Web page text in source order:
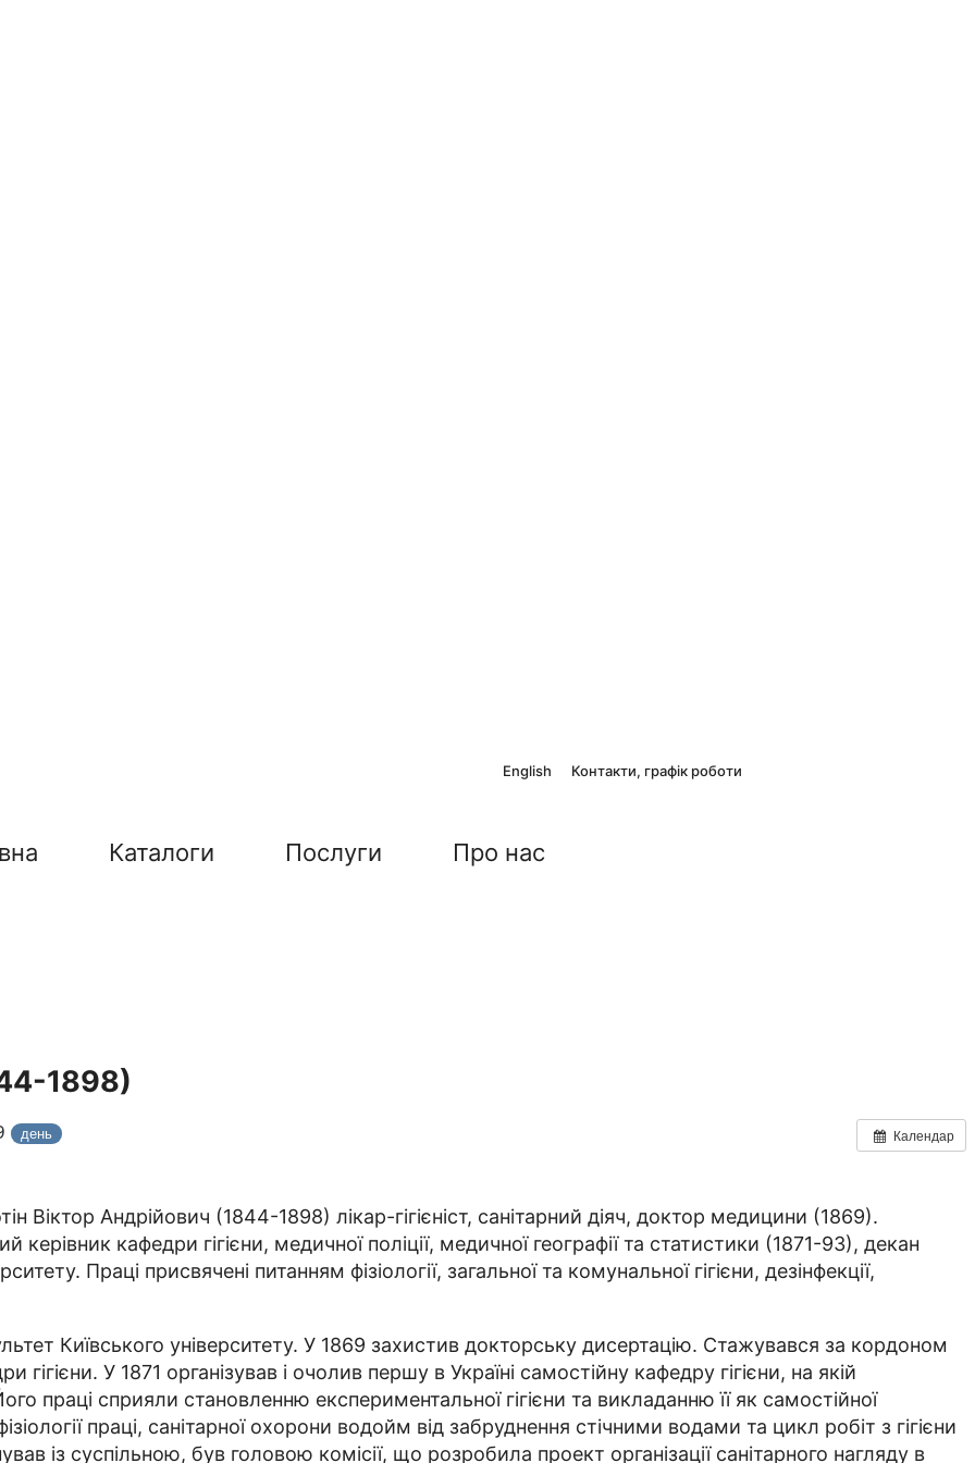
English Контакти, графік роботи
Каталоги Послуги Про нас
1898)
Календар
день
Віктор Андрійович (1844-1898) лікар-гігієніст, санітарний діяч, доктор медицини (1869).
кафедри гігієни, медичної поліції, медичної географії та статистики (1871-93), декан
Праці присвячені питанням фізіології, загальної та комунальної гігієни, дезінфекції,
Київського університету. У 1869 захистив докторську дисертацію. Стажувався за кордоном
У 1871 організував і очолив першу в Україні самостійну кафедру гігієни, на якій
праці сприяли становленню експериментальної гігієни та викладанню її як самостійної
праці, санітарної охорони водойм від забруднення стічними водами та цикл робіт з гігієни
із суспільною, був головою комісії, що розробила проект організації санітарного нагляду в